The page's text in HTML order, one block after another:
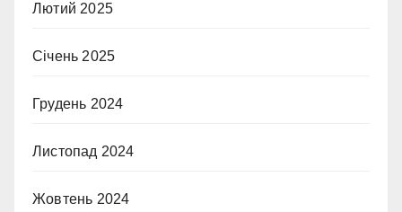
Лютий 2025
Січень 2025
Грудень 2024
Листопад 2024
Жовтень 2024